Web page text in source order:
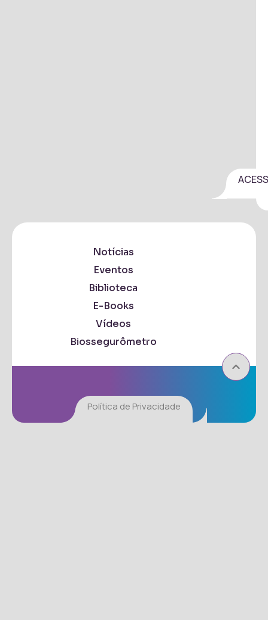
Notícias
Eventos
Biblioteca
E-Books
Vídeos
Biossegurômetro
Política de Privacidade